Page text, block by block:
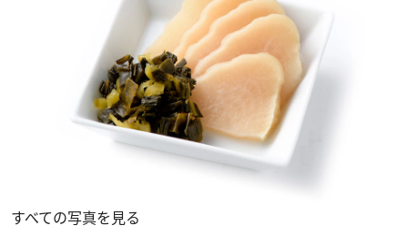
すべての写真を見る